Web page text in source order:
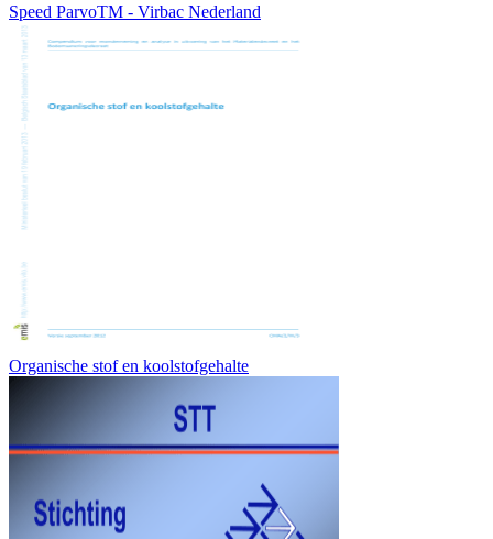
Speed ParvoTM - Virbac Nederland
Organische stof en koolstofgehalte